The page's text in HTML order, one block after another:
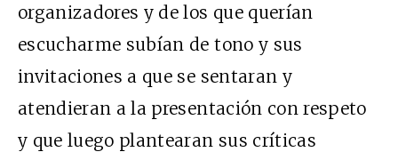
organizadores y de los que querían
escucharme subían de tono y sus
invitaciones a que se sentaran y
atendieran a la presentación con respeto
y que luego plantearan sus críticas